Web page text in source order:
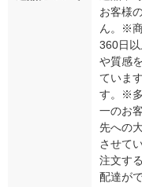
お客様
ん。※
360日
や質感
ていま
す。※多
一のお
先への
させて
注文す
配達が